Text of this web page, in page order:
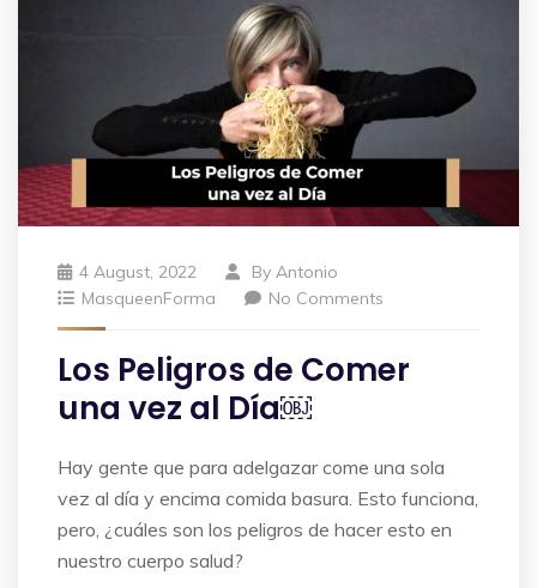
4 August, 2022 By Antonio
MasqueenForma
No Comments
Los Peligros de Comer
una vez al Día￼
Hay gente que para adelgazar come una sola
vez al día y encima comida basura. Esto funciona,
pero, ¿cuáles son los peligros de hacer esto en
nuestro cuerpo salud?